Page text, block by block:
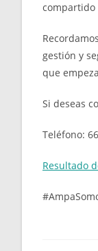
compartido
gestión y
que
Si deseas
Teléfono:
Resultado